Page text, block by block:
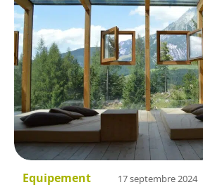
Equipement 17 septembre 2024